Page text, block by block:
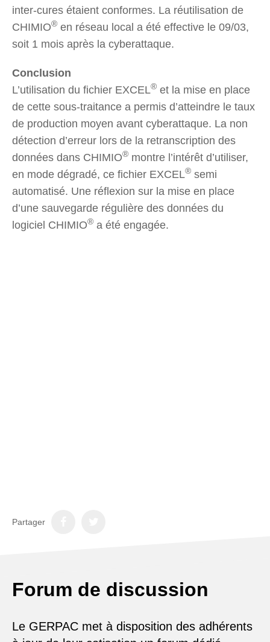
inter-cures étaient conformes. La réutilisation de
CHIMIO® en réseau local a été effective le 09/03,
soit 1 mois après la cyberattaque.
Conclusion
L’utilisation du fichier EXCEL® et la mise en place
de cette sous-traitance a permis d’atteindre le taux
de production moyen avant cyberattaque. La non
détection d’erreur lors de la retranscription des
données dans CHIMIO® montre l’intérêt d’utiliser,
en mode dégradé, ce fichier EXCEL® semi
automatisé. Une réflexion sur la mise en place
d’une sauvegarde régulière des données du
logiciel CHIMIO® a été engagée.
Partager
Forum de discussion
Le GERPAC met à disposition des adhérents